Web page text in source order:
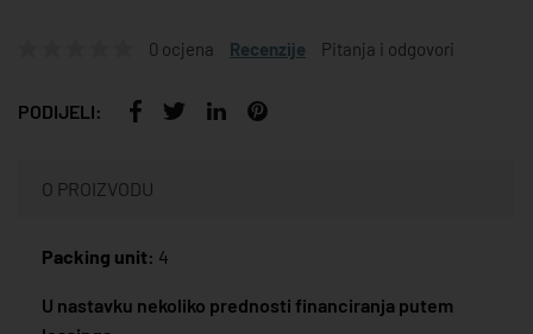
0 ocjena Recenzije Pitanja i odgovori
PODIJELI:
O PROIZVODU
Packing unit: 4
U nastavku nekoliko prednosti financiranja putem